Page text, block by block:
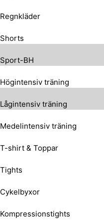
Regnkläder
Shorts
Sport-BH
Högintensiv träning
Lågintensiv träning
Medelintensiv träning
T-shirt & Toppar
Tights
Cykelbyxor
Kompressionstights